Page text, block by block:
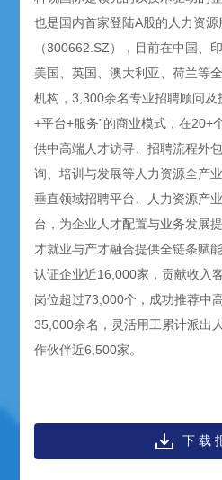
也是国内首家登陆A股的人力资源
（300662.SZ），目前在中国、
美国、英国、澳大利亚、荷兰等
机构，3,300余名专业招聘顾问及
+平台+服务”的商业模式，在20+
供中高端人才访寻、招聘流程外
询、培训与发展等人力资源全产
垂直领域招聘平台、人力资源产
台，为企业人才配置与业务发展
才就业与产才融合提供全链条赋
认证企业近16,000家，贡献收入
岗位超过73,000个，成功推荐中
35,000余名，灵活用工累计派出
作伙伴近6,500家。
下载